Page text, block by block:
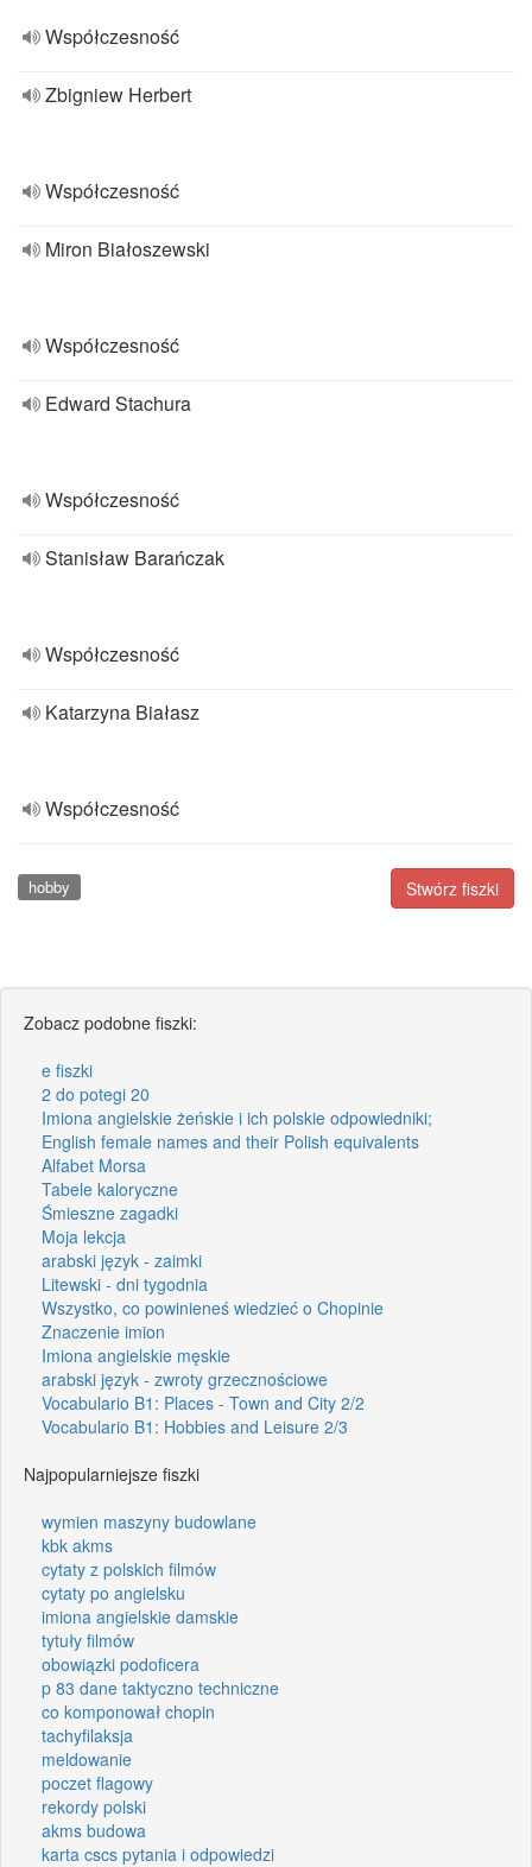
Współczesność
Zbigniew Herbert
Współczesność
Miron Białoszewski
Współczesność
Edward Stachura
Współczesność
Stanisław Barańczak
Współczesność
Katarzyna Białasz
Współczesność
Stwórz fiszki
hobby
Zobacz podobne fiszki:
e fiszki
2 do potegi 20
Imiona angielskie żeńskie i ich polskie odpowiedniki;
English female names and their Polish equivalents
Alfabet Morsa
Tabele kaloryczne
Śmieszne zagadki
Moja lekcja
arabski język - zaimki
Litewski - dni tygodnia
Wszystko, co powinieneś wiedzieć o Chopinie
Znaczenie imion
Imiona angielskie męskie
arabski język - zwroty grzecznościowe
Vocabulario B1: Places - Town and City 2/2
Vocabulario B1: Hobbies and Leisure 2/3
Najpopularniejsze fiszki
wymien maszyny budowlane
kbk akms
cytaty z polskich filmów
cytaty po angielsku
imiona angielskie damskie
tytuły filmów
obowiązki podoficera
p 83 dane taktyczno techniczne
co komponował chopin
tachyfilaksja
meldowanie
poczet flagowy
rekordy polski
akms budowa
karta cscs pytania i odpowiedzi